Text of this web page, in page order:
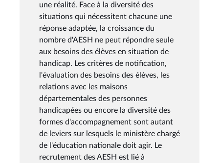
une réalité. Face à la diversité des
situations qui nécessitent chacune une
réponse adaptée, la croissance du
nombre d'AESH ne peut répondre seule
aux besoins des élèves en situation de
handicap. Les critères de notification,
l'évaluation des besoins des élèves, les
relations avec les maisons
départementales des personnes
handicapées ou encore la diversité des
formes d'accompagnement sont autant
de leviers sur lesquels le ministère chargé
de l'éducation nationale doit agir. Le
recrutement des AESH est lié à